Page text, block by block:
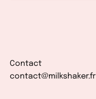
Contact
contact@milkshaker.fr